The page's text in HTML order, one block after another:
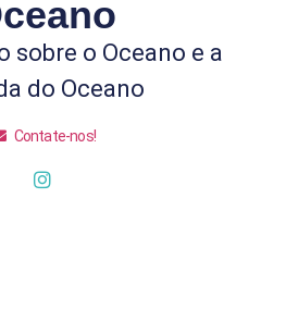
sobre o Oceano e a
do Oceano
Contate-nos!